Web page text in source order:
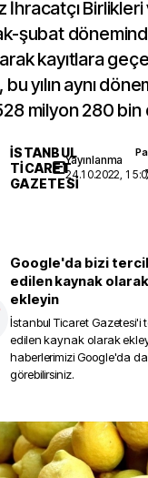
İhracatçı
şubat
kayıtlara
bu yılın aynı
milyon 280
İSTANBUL
TICARET
GAZETESI
Yayınlanma
24.10.2022,
Google'da bizi
edilen kaynak olarak
ekleyin
İstanbul Ticaret Gazetesi'i
edilen kaynak olarak
haberlerimizi Google'da
görebilirsiniz.